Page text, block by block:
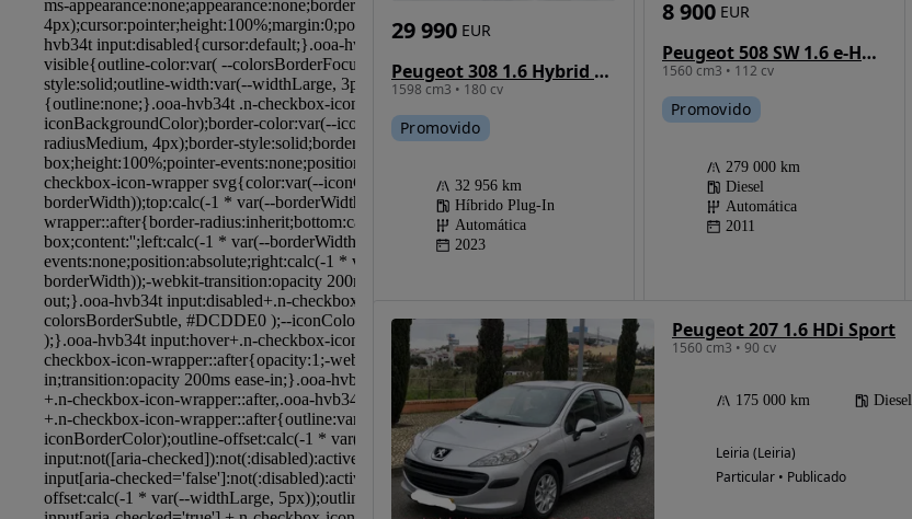
Peugeot 308 1.6 Hybrid Active e-EAT8
1598 cm3 • 180 cv
29 990 EUR
Promovido
32 956 km
Híbrido Plug-In
Automática
2023
Peugeot 508 SW 1.6 e-HDi Allure CMP6
1560 cm3 • 112 cv
8 900 EUR
Promovido
279 000 km
Diesel
Automática
2011
Peugeot 207 1.6 HDi Sport
1560 cm3 • 90 cv
175 000 km Diesel
Leiria (Leiria)
Particular • Publicado